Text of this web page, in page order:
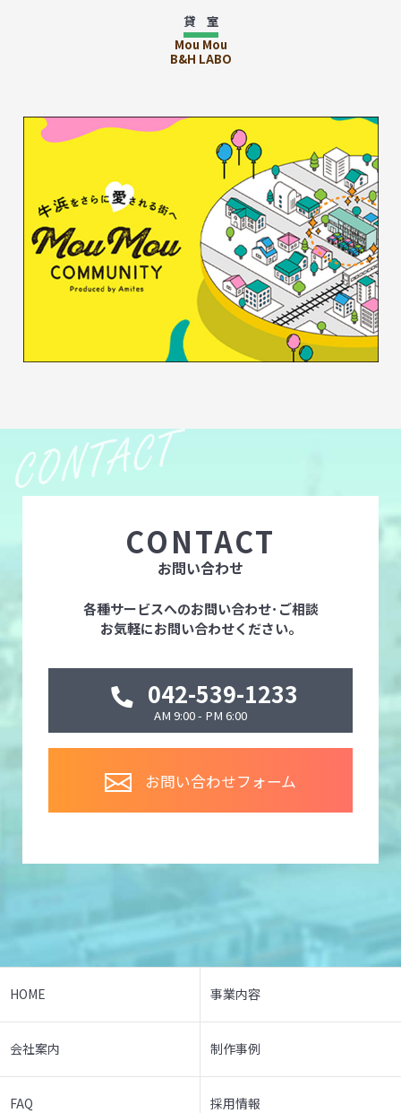
貸 室
Mou Mou
B&H LABO
CONTACT
お問い合わせ
各種サービスへのお問い合わせ･ご相談
お気軽にお問い合わせください。
042-539-1233
AM 9:00 - PM 6:00
お問い合わせフォーム
HOME 事業内容
会社案内 制作事例
FAQ 採用情報